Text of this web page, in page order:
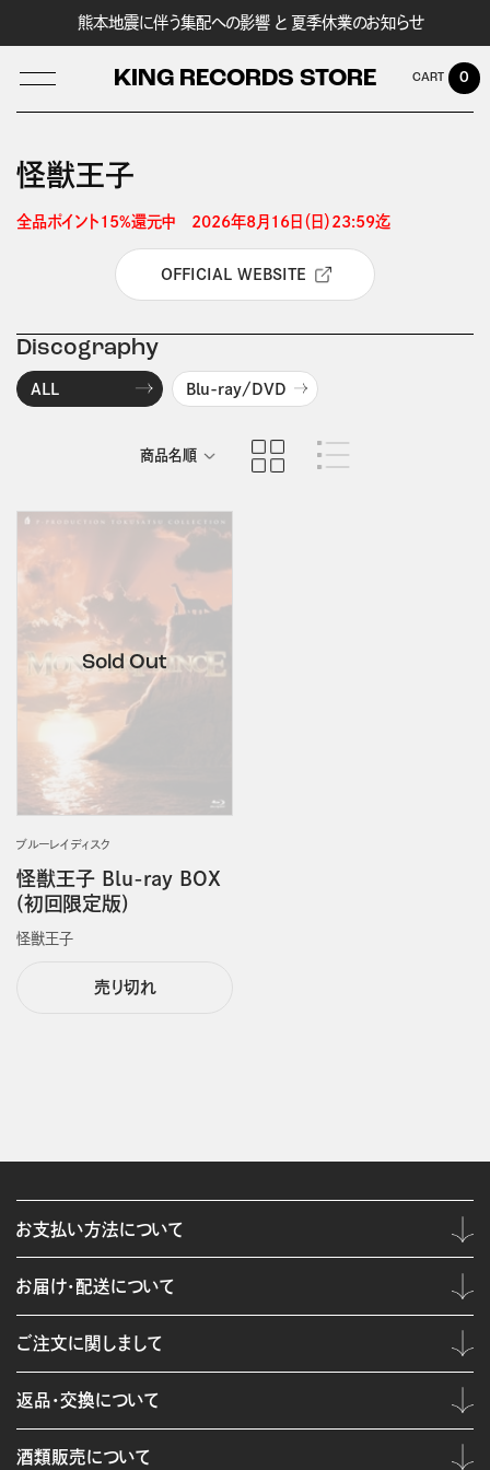
熊本地震に伴う集配への影響 と 夏季休業のお知らせ
KING RECORDS STORE
LOG IN
0
怪獣王子
全品ポイント15%還元中　2026年8月16日（日）23:59迄
OFFICIAL WEBSITE
Discography
ALL Blu-ray/DVD
商品名順
ブルーレイディスク
怪獣王子 Blu-ray BOX
(初回限定版)
怪獣王子
売り切れ
お支払い方法について
お届け・配送について
ご注文に関しまして
返品・交換について
酒類販売について